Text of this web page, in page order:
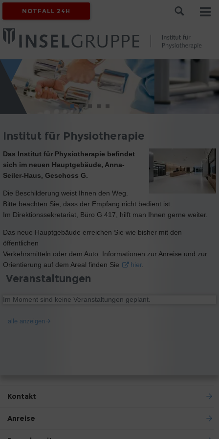
NOTFALL 24H
Institut für Physiotherapie
Das Institut für Physiotherapie befindet
sich im neuen Hauptgebäude, Anna-
Seiler-Haus, Geschoss G.
Die Beschilderung weist Ihnen den Weg.
Bitte beachten Sie, dass der Empfang nicht bedient ist.
Im Direktionssekretariat, Büro G 417, hilft man Ihnen gerne weiter.
Das neue Hauptgebäude erreichen Sie wie bisher mit den
öffentlichen
Verkehrsmitteln oder dem Auto. Informationen zur Anreise und zur
Orientierung auf dem Areal finden Sie
hier
Veranstaltungen
Im Moment sind keine Veranstaltungen geplant.
alle anzeigen
Kontakt
Anreise